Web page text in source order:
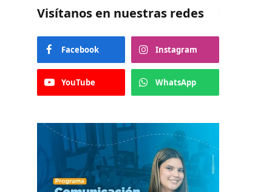
Visítanos en nuestras redes
Facebook Instagram
YouTube WhatsApp